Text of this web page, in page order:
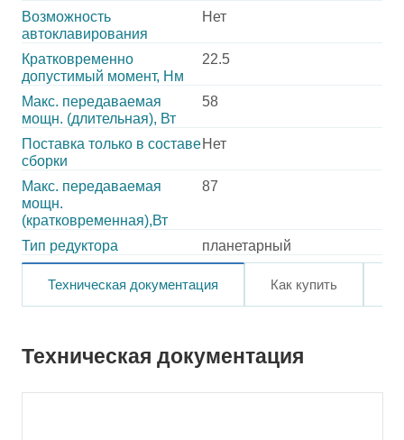
Возможность
автоклавирования
Нет
Кратковременно
допустимый момент, Нм
22.5
Макс. передаваемая
мощн. (длительная), Вт
58
Поставка только в составе
сборки
Нет
Макс. передаваемая
мощн.
(кратковременная),Вт
87
Тип редуктора планетарный
Техническая документация Как купить
Техническая документация